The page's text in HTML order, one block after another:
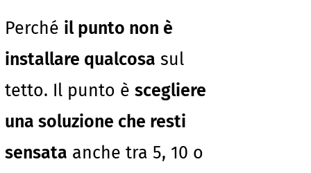
Perché il punto non è
installare qualcosa sul
tetto. Il punto è scegliere
una soluzione che resti
sensata anche tra 5, 10 o